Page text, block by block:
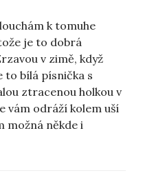
k tomuhe
je to dobrá
v zimě, když
to bílá písnička s
ztracenou holkou v
vám odráží kolem uší
možná někde i